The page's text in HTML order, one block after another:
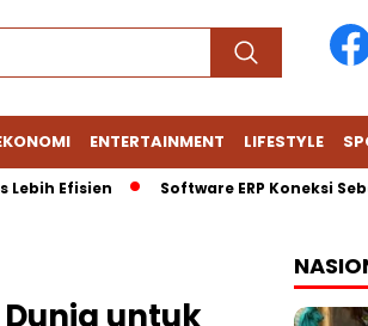
ENTERTAINMENT LIFESTYLE
Efisien Software ERP Koneksi
untuk